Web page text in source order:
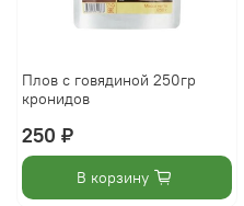
Плов с говядиной 250гр
кронидов
250 ₽
В корзину